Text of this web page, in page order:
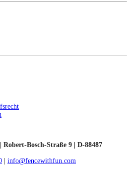
Bosch-Straße 9 | D-88487
info@fencewithfun.com